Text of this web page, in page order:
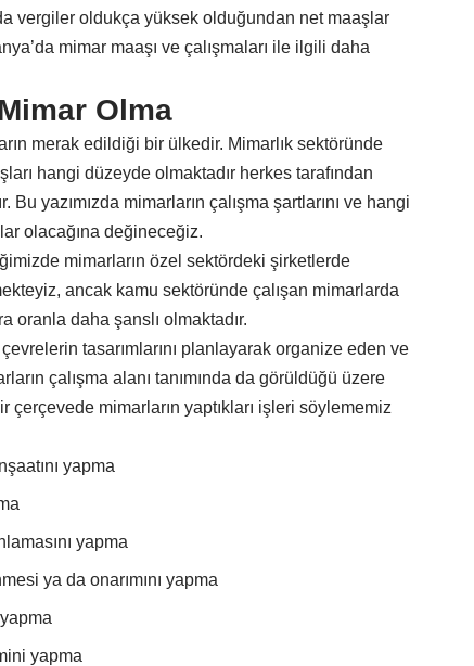
vergiler oldukça yüksek olduğundan net maaşlar
mimar maaşı ve çalışmaları ile ilgili daha
Olma
merak edildiği bir ülkedir. Mimarlık sektöründe
hangi düzeyde olmaktadır herkes tarafından
yazımızda mimarların çalışma şartlarını ve hangi
olacağına değineceğiz.
mimarların özel sektördeki şirketlerde
ancak kamu sektöründe çalışan mimarlarda
oranla daha şanslı olmaktadır.
tasarımlarını planlayarak organize eden ve
çalışma alanı tanımında da görüldüğü üzere
mimarların yaptıkları işleri söylememiz
yapma
yapma
ya da onarımını yapma
yapma